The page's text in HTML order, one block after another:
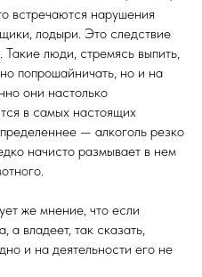
встречаются нарушения
лодыри. Это следствие
Такие люди, стремясь выпить,
попрошайничать, но и на
они настолько
в самых настоящих
— алкоголь резко
начисто размывает в нем
же мнение, что если
а владеет, так сказать,
и на деятельности его не